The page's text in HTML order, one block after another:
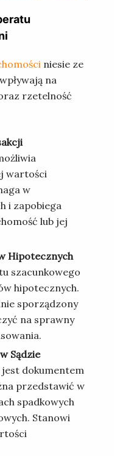
niesie ze
na
rzetelność
wartości
w
i zapobiega
lub jej
Hipotecznych
szacunkowego
hipotecznych.
sporządzony
na sprawny
Sądzie
dokumentem
przedstawić w
spadkowych
Stanowi